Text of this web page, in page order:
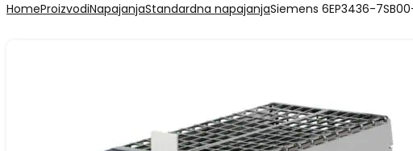
HomeProizvodiNapajanjaStandardna napajanjaSiemens 6EP3436-